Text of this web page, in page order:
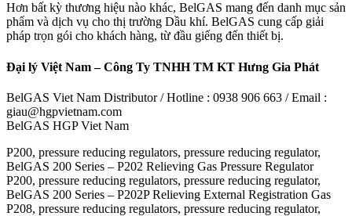
Hơn bất kỳ thương hiệu nào khác, BelGAS mang đến danh mục sản
phẩm và dịch vụ cho thị trường Dầu khí. BelGAS cung cấp giải
pháp trọn gói cho khách hàng, từ đầu giếng đến thiết bị.
Đại lý Việt Nam – Công Ty TNHH TM KT Hưng Gia Phát
BelGAS Viet Nam Distributor / Hotline : 0938 906 663 / Email :
giau@hgpvietnam.com
BelGAS HGP Viet Nam
P200, pressure reducing regulators, pressure reducing regulator,
BelGAS 200 Series – P202 Relieving Gas Pressure Regulator
P200, pressure reducing regulators, pressure reducing regulator,
BelGAS 200 Series – P202P Relieving External Registration Gas
P208, pressure reducing regulators, pressure reducing regulator,